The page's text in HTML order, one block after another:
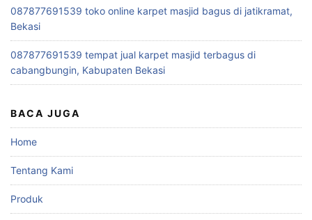
087877691539 toko online karpet masjid bagus di jatikramat,
Bekasi
087877691539 tempat jual karpet masjid terbagus di
cabangbungin, Kabupaten Bekasi
BACA JUGA
Home
Tentang Kami
Produk